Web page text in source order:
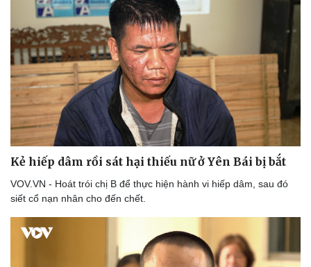
Kẻ hiếp dâm rồi sát hại thiếu nữ ở Yên Bái bị bắt
VOV.VN - Hoát trói chị B để thực hiện hành vi hiếp dâm, sau đó
siết cổ nạn nhân cho đến chết.